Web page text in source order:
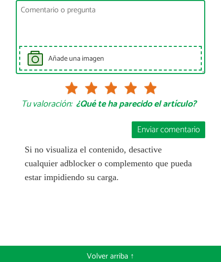
Añade una imagen
Tu valoración: ¿Qué te ha parecido el artículo?
Enviar comentario
Si no visualiza el contenido, desactive
cualquier adblocker o complemento que pueda
estar impidiendo su carga.
Volver arriba ↑